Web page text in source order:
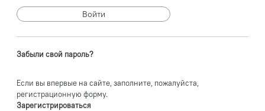
Забыли свой пароль?
Если вы впервые на сайте, заполните, пожалуйста,
регистрационную форму.
Зарегистрироваться